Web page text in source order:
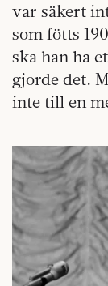
var säkert
som fötts
ska han ha
gjorde det.
inte till en